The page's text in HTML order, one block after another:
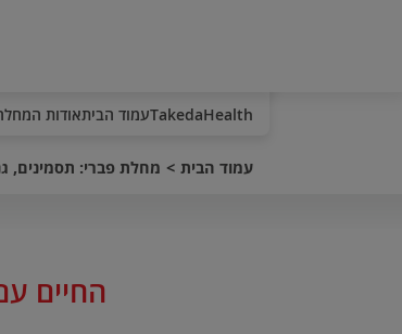
TakedaHealthעמוד הביתאודות
עמוד הבית מחלת פברי: תסמינים,
החיים